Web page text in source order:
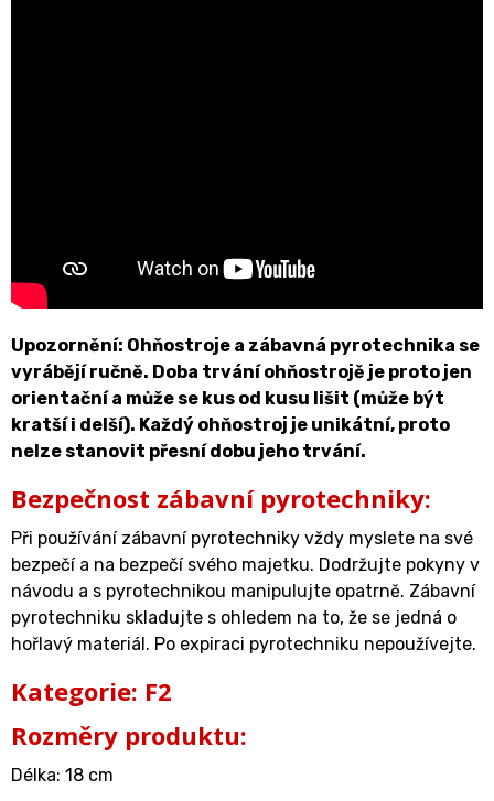
Upozornění: Ohňostroje a zábavná pyrotechnika se
vyrábějí ručně. Doba trvání ohňostrojě je proto jen
orientační a může se kus od kusu lišit (může být
kratší i delší). Každý ohňostroj je unikátní, proto
nelze stanovit přesní dobu jeho trvání.
Bezpečnost zábavní pyrotechniky:
Při používání zábavní pyrotechniky vždy myslete na své
bezpečí a na bezpečí svého majetku. Dodržujte pokyny v
návodu a s pyrotechnikou manipulujte opatrně. Zábavní
pyrotechniku skladujte s ohledem na to, že se jedná o
hořlavý materiál. Po expiraci pyrotechniku nepoužívejte.
Kategorie: F2
Rozměry produktu:
Délka: 18 cm